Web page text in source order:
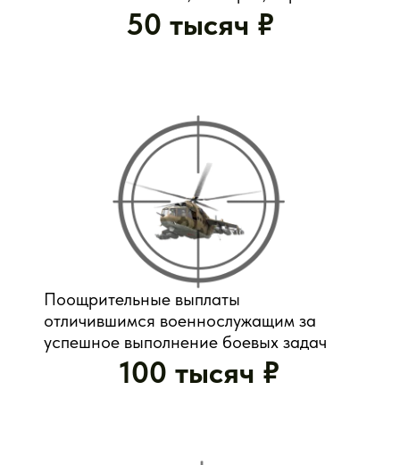
Льготные кредиты и налоговые каникулы
Квоты в вузы и бесплатное питание для детей
Социальные гарантии: ипотека от Минобороны,
служебное жильё, льготы ветеранам
Право сохранить рабочее место во время службы
Региональные меры поддержки